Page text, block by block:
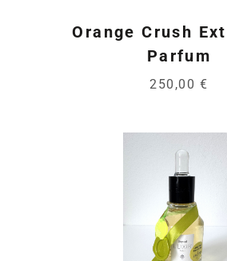
Orange Crush
Parfum
250,00 €